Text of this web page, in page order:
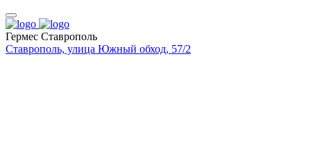
Гермес Ставрополь
Ставрополь, улица Южный обход, 57/2